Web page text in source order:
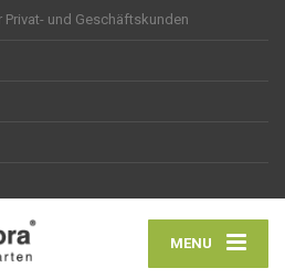
und Geschäftskunden
MENU